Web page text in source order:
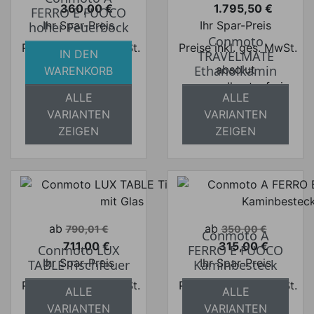
Preis
360,00 €
Ihr Spar-Preis
Preise inkl. ges. MwSt.
absolut
versandkostenfrei
FERRO E FUOCO
hoher Feuerbock
IN DEN
WARENKORB
ALLE
VARIANTEN
ZEIGEN
Preis
1.795,50 €
Ihr Spar-Preis
Preise inkl. ges. MwSt.
absolut
versandkostenfrei
Conmoto
TRAVELMATE
Ethanolkamin
ALLE
VARIANTEN
ZEIGEN
Verkaufspreis
ab 790,01 €
Preis
711,00 €
Ihr Spar-Preis
Preise inkl. ges. MwSt.
absolut
Conmoto LUX
TABLE Tischfeuer
ALLE
VARIANTEN
Verkaufspreis
ab 350,00 €
Preis
315,00 €
Ihr Spar-Preis
Preise inkl. ges. MwSt.
absolut
Conmoto A
FERRO E FUOCO
Kaminbesteck
ALLE
VARIANTEN